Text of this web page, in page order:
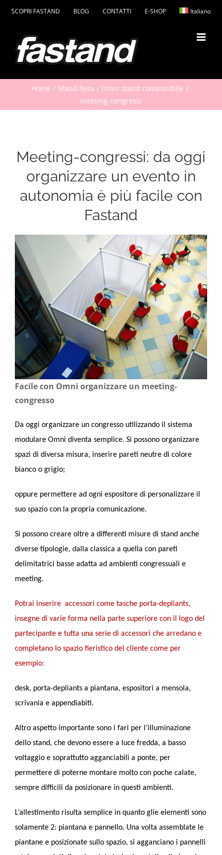
Salta
contenuto
SCOPRI FASTAND BLOG CONTATTI E-SHOP Italiano
Home Stand fiera
Omni stand componibile
meeting-congressi
Meeting-congressi: da oggi
organizzare un evento in
autonomia è più facile con
Fastand
Facile con Omni organizzare un meeting-
congresso
Da oggi organizzare un congresso utilizzando il sistema
modulare Omni diventa semplice. Si possono organizzare
spazi di diversa misura, inserire pareti neutre di colore
bianco o grigio;
oppure permettere ad ogni espositore di personalizzare il
suo spazio con la propria comunicazione.
Si possono creare oltre a differenti misure di stand anche
diverse tipologie, dalla classica a quella con pareti
delimitatrici basse adatta ad ambienti congressuali e
meeting.
Potrai inserire accessori come tasche porta-depliants,
insegne di varie forma nella parte superiore con il logo del
partecipante e tutta una serie di accessori che arredano e
completano lo spazio fieristico del cliente come per
esempio:
desk, porta-depliants a piantana, espositori a mensola,
scrivania e appendiabiti.
Altro aspetto importante sono i fari per l’illuminazione
dello stand, che devono essere a luce fredda, a basso
voltaggio e soprattutto agganciabili a ponte, per
permettere di poterne montare molto con poche calate,
sempre difficili da posizionare in questi ambienti.
L’allestimento risulta semplice in quanto glie elementi sono
solamente 2: piantana e pannello. Una volta assemblate le
piantane e posizionate sullo spazio, si agganciano i pannelli